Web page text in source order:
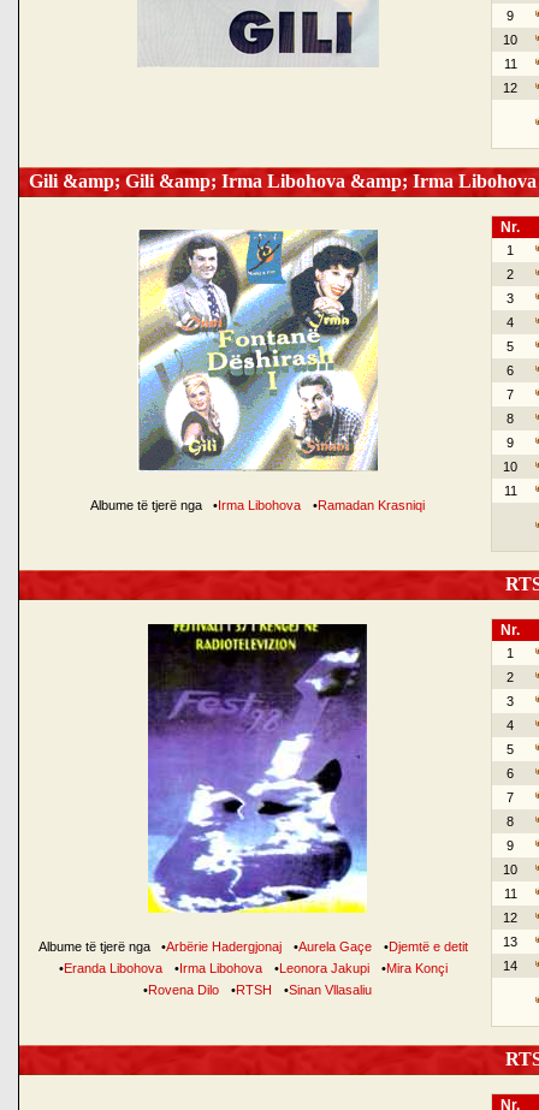
9
10
11
12
Gili &amp; Gili &amp; Irma Libohova &amp; Irma
Albume të tjerë nga •Irma Libohova •Ramadan Krasniqi
Nr.
1
2
3
4
5
6
7
8
9
10
11
Albume të tjerë nga •Arbërie Hadergjonaj •Aurela Gaçe •Djemtë e detit
•Eranda Libohova •Irma Libohova •Leonora Jakupi •Mira Konçi
•Rovena Dilo •RTSH •Sinan Vllasaliu
Nr.
1
2
3
4
5
6
7
8
9
10
11
12
13
14
Nr.